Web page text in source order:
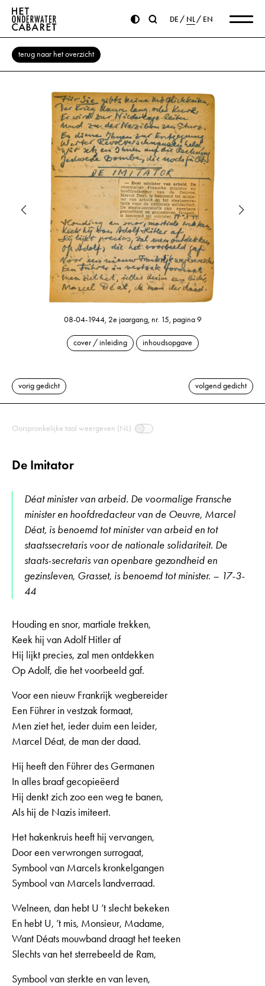
DE NL EN
terug naar het overzicht
08-04-1944, 2e jaargang, nr. 15, pagina 9
cover / inleiding inhoudsopgave
vorig gedicht volgend gedicht
Oorspronkelijke taal weergeven (NL)
De Imitator
Déat minister van arbeid. De voormalige Fransche
minister en hoofdredacteur van de Oeuvre, Marcel
Déat, is benoemd tot minister van arbeid en tot
staatssecretaris voor de nationale solidariteit. De
staats-secretaris van openbare gezondheid en
gezinsleven, Grasset, is benoemd tot minister. – 17-3-
44
Houding en snor, martiale trekken,
Keek hij van Adolf Hitler af
Hij lijkt precies, zal men ontdekken
Op Adolf, die het voorbeeld gaf.
Voor een nieuw Frankrijk wegbereider
Een Führer in vestzak formaat,
Men ziet het, ieder duim een leider,
Marcel Déat, de man der daad.
Hij heeft den Führer des Germanen
In alles braaf gecopieëerd
Hij denkt zich zoo een weg te banen,
Als hij de Nazis imiteert.
Het hakenkruis heeft hij vervangen,
Door een verwrongen surrogaat,
Symbool van Marcels kronkelgangen
Symbool van Marcels landverraad.
Welneen, dan hebt U ’t slecht bekeken
En hebt U, ’t mis, Monsieur, Madame,
Want Déats mouwband draagt het teeken
Slechts van het sterrebeeld de Ram,
Symbool van sterkte en van leven,